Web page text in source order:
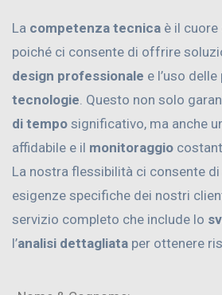
La competenza tecnica è il
poiché ci consente di offrire
design professionale e l’uso delle
tecnologie . Questo non solo
di tempo significativo, ma anche
affidabile e il monitoraggio
La nostra flessibilità ci consente
esigenze specifiche dei nostri
servizio completo che include lo
l’analisi dettagliata per ottenere